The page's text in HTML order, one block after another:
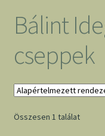
Bálint
cseppek
Összesen 1 találat